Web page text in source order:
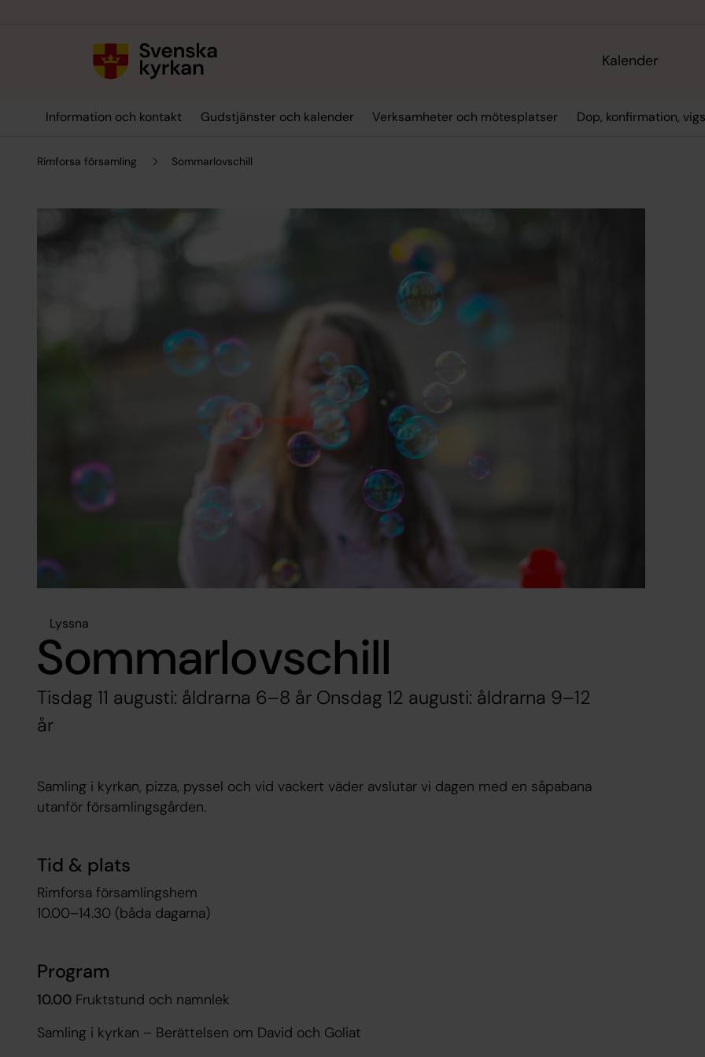
Kalender
Information och kontakt Gudstjänster och kalender Verksamheter och mötesplatser Dop, konfirmation,
Rimforsa församling Sommarlovschill
Lyssna
Sommarlovschill
Tisdag 11 augusti: åldrarna 6–8 år Onsdag 12 augusti: åldrarna 9–12
år
Samling i kyrkan, pizza, pyssel och vid vackert väder avslutar vi dagen med en såpabana
utanför församlingsgården.
Tid & plats
Rimforsa församlingshem
10.00–14.30 (båda dagarna)
Program
10.00 Fruktstund och namnlek
Samling i kyrkan – Berättelsen om David och Goliat